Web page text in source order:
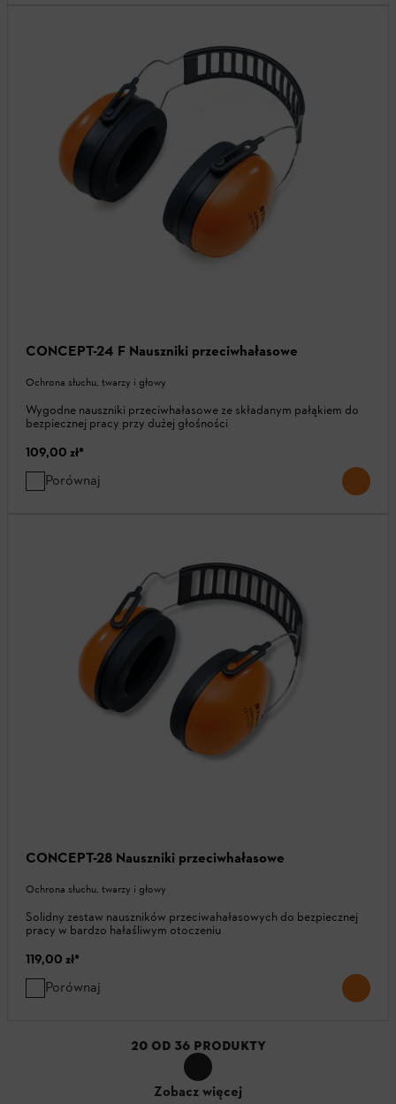
CONCEPT-24 F Nauszniki przeciwhałasowe
Ochrona słuchu, twarzy i głowy
Wygodne nauszniki przeciwhałasowe ze składanym pałąkiem do
bezpiecznej pracy przy dużej głośności
109,00 zł*
Porównaj
CONCEPT-28 Nauszniki przeciwhałasowe
Ochrona słuchu, twarzy i głowy
Solidny zestaw nauszników przeciwahałasowych do bezpiecznej
pracy w bardzo hałaśliwym otoczeniu
119,00 zł*
Porównaj
20 OD 36 PRODUKTY
Zobacz więcej